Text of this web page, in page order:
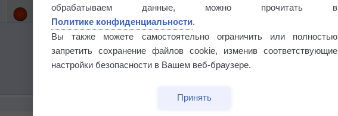
обрабатываем данные, можно прочитать в
Политике конфиденциальности.
Вы также можете самостоятельно ограничить или полностью
запретить сохранение файлов cookie, изменив соответствующие
настройки безопасности в Вашем веб-браузере.
Принять